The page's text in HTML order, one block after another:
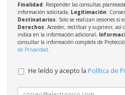
Finalidad: Responder las consultas
información solicitada; Legitimación:
Destinatarios: Solo se realizan cesiones si
Derechos: Acceder, rectificar y suprimir, así
indica en la información adicional;
consultar la información completa de
de Privacidad
He leído y acepto la Política de